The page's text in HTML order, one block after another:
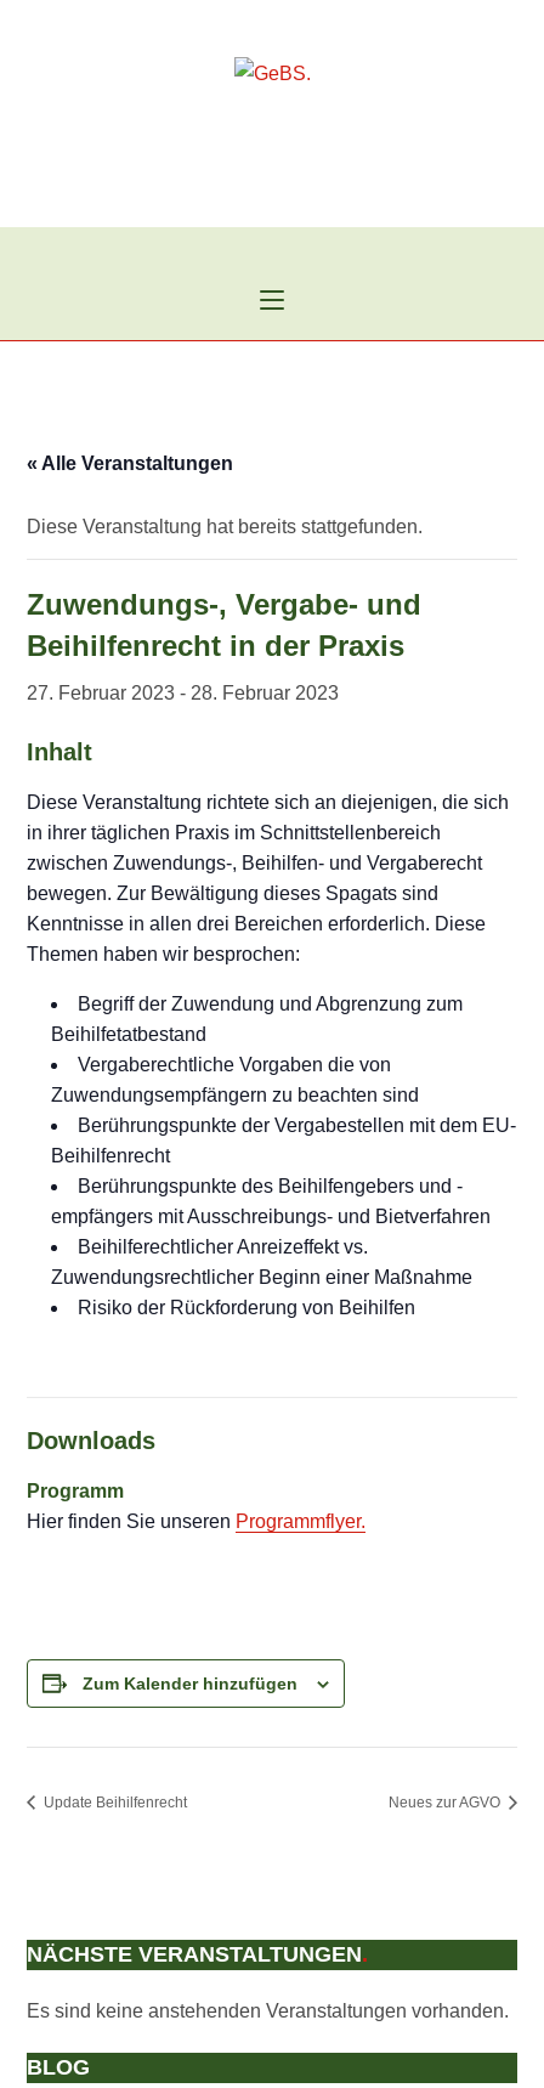
« Alle Veranstaltungen
Diese Veranstaltung hat bereits stattgefunden.
Zuwendungs-, Vergabe- und
Beihilfenrecht in der Praxis
27. Februar 2023 - 28. Februar 2023
Inhalt
Diese Veranstaltung richtete sich an diejenigen, die sich
in ihrer täglichen Praxis im Schnittstellenbereich
zwischen Zuwendungs-, Beihilfen- und Vergaberecht
bewegen. Zur Bewältigung dieses Spagats sind
Kenntnisse in allen drei Bereichen erforderlich. Diese
Themen haben wir besprochen:
Begriff der Zuwendung und Abgrenzung zum
Beihilfetatbestand
Vergaberechtliche Vorgaben die von
Zuwendungsempfängern zu beachten sind
Berührungspunkte der Vergabestellen mit dem EU-
Beihilfenrecht
Berührungspunkte des Beihilfengebers und -
empfängers mit Ausschreibungs- und Bietverfahren
Beihilferechtlicher Anreizeffekt vs.
Zuwendungsrechtlicher Beginn einer Maßnahme
Risiko der Rückforderung von Beihilfen
Downloads
Programm
Hier finden Sie unseren Programmflyer.
Zum Kalender hinzufügen
Update Beihilfenrecht Neues zur AGVO
NÄCHSTE VERANSTALTUNGEN.
Es sind keine anstehenden Veranstaltungen vorhanden.
BLOG